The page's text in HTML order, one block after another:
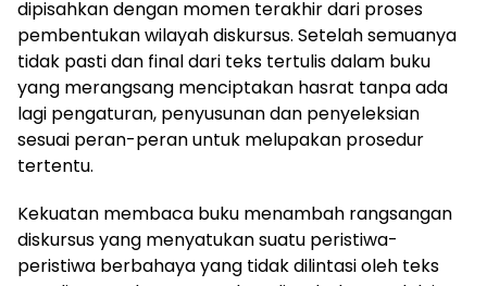
dipisahkan dengan momen terakhir dari proses
pembentukan wilayah diskursus. Setelah semuanya
tidak pasti dan final dari teks tertulis dalam buku
yang merangsang menciptakan hasrat tanpa ada
lagi pengaturan, penyusunan dan penyeleksian
sesuai peran-peran untuk melupakan prosedur
tertentu.
Kekuatan membaca buku menambah rangsangan
diskursus yang menyatukan suatu peristiwa-
peristiwa berbahaya yang tidak dilintasi oleh teks